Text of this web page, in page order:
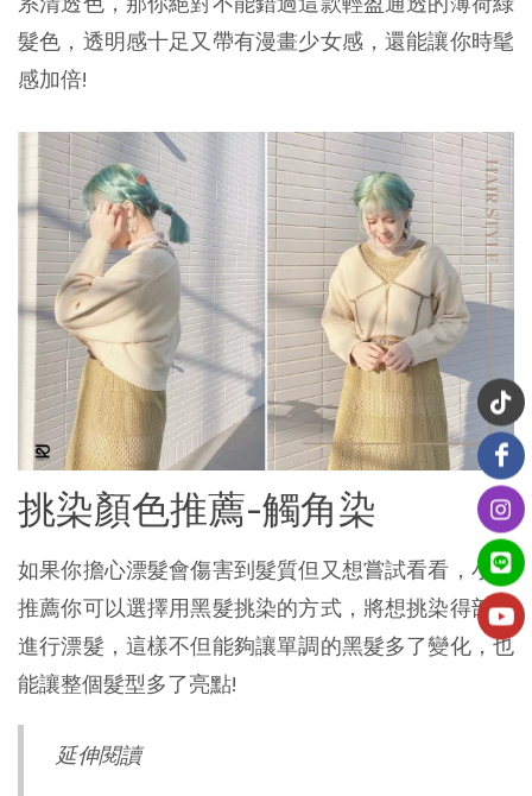
髮色，透明感十足又帶有漫畫少女感，還能讓你時髦
感加倍!
挑染顏色推薦-觸角染
如果你擔心漂髮會傷害到髮質但又想嘗試看看，小編
推薦你可以選擇用黑髮挑染的方式，將想挑染得部分
進行漂髮，這樣不但能夠讓單調的黑髮多了變化，也
能讓整個髮型多了亮點!
延伸閱讀